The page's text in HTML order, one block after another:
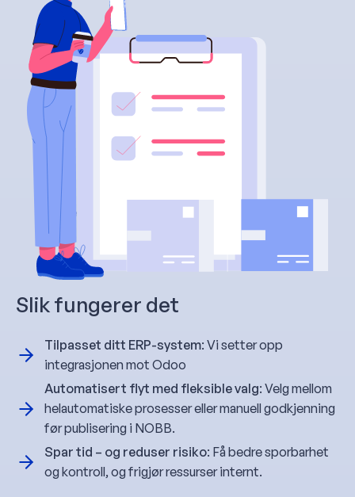
Slik fungerer det
Tilpasset ditt ERP-system: Vi setter opp
integrasjonen mot Odoo
Automatisert flyt med fleksible valg: Velg mellom
helautomatiske prosesser eller manuell godkjenning
før publisering i NOBB.
Spar tid – og reduser risiko: Få bedre sporbarhet
og kontroll, og frigjør ressurser internt.